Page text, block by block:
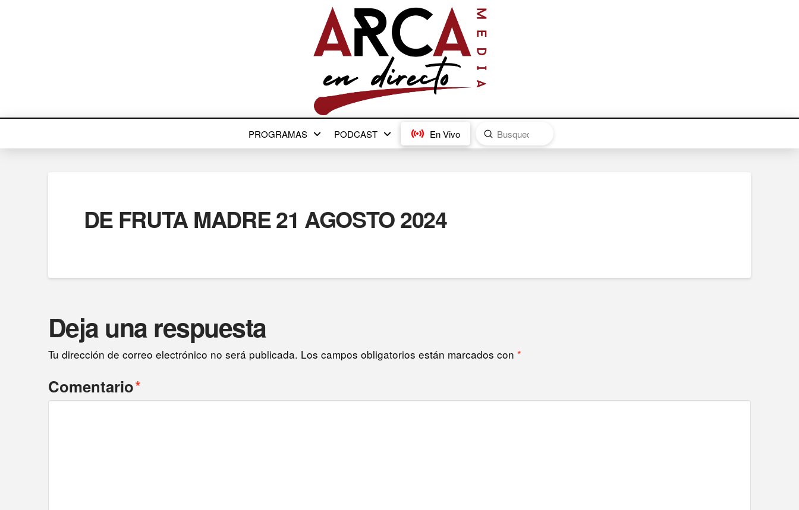
PROGRAMAS PODCAST En Vivo
Search
Submit
DE FRUTA MADRE 21 AGOSTO 2024
Deja una respuesta
Tu dirección de correo electrónico no será publicada. Los campos obligatorios están marcados con *
Comentario*